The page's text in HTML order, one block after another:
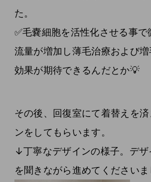
た。
✅毛嚢細胞を活性化させる事で
流量が増加し薄毛治療および増
効果が期待できるんだとか💡
その後、回復室にて着替えを
ンをしてもらいます。
↓丁寧なデザインの様子。デザ
を聞きながら進めてくださいま